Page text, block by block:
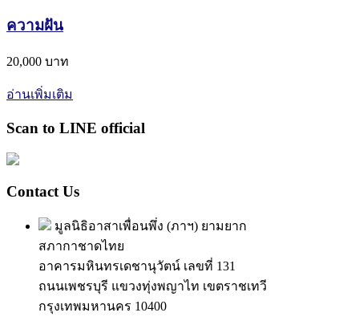
ความฝัน
20,000 บาท
อ่านเพิ่มเติม
Scan to LINE official
Contact Us
มูลนิธิอาสาเพื่อนพึ่ง (ภาฯ) ยามยาก
สภากาชาดไทย
อาคารมหินทรเดชานุวัตน์ เลขที่ 131
ถนนเพชรบุรี แขวงทุ่งพญาไท เขตราชเทวี
กรุงเทพมหานคร 10400